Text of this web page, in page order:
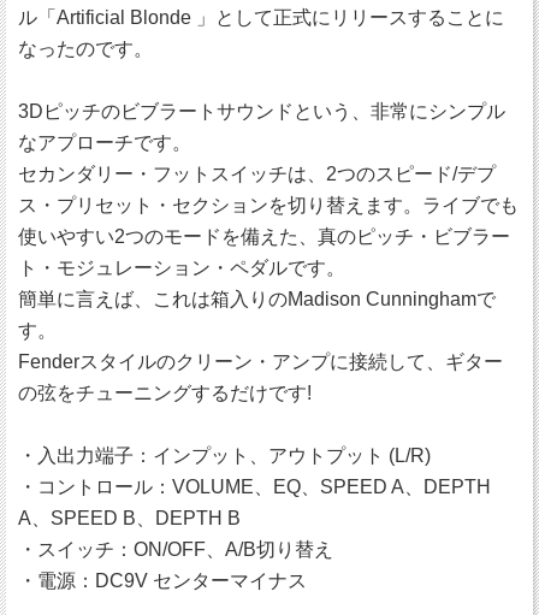
ル「Artificial Blonde 」として正式にリリースすることに
なったのです。
3Dピッチのビブラートサウンドという、非常にシンプル
なアプローチです。
セカンダリー・フットスイッチは、2つのスピード/デプ
ス・プリセット・セクションを切り替えます。ライブでも
使いやすい2つのモードを備えた、真のピッチ・ビブラー
ト・モジュレーション・ペダルです。
簡単に言えば、これは箱入りのMadison Cunninghamで
す。
Fenderスタイルのクリーン・アンプに接続して、ギター
の弦をチューニングするだけです!
・入出力端子：インプット、アウトプット (L/R)
・コントロール：VOLUME、EQ、SPEED A、DEPTH
A、SPEED B、DEPTH B
・スイッチ：ON/OFF、A/B切り替え
・電源：DC9V センターマイナス